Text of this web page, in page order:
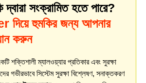
সংক্রামিত হতে পারে?
হুমকির জন্য আপনার
করুন
ম্যালওয়্যার প্রতিকার এবং সুরক্ষা
গভীরভাবে সিস্টেম সুরক্ষা বিশ্লেষণ, সনাক্তকরণ